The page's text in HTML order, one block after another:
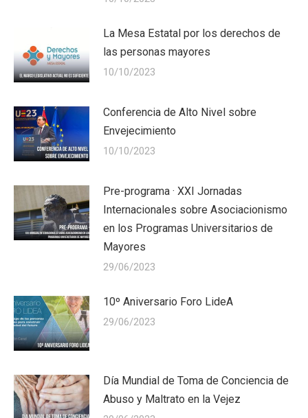
La Mesa Estatal por los derechos de
las personas mayores
10/10/2023
Conferencia de Alto Nivel sobre
Envejecimiento
10/10/2023
Pre-programa · XXI Jornadas
Internacionales sobre Asociacionismo
en los Programas Universitarios de
Mayores
29/06/2023
10º Aniversario Foro LideA
29/06/2023
Día Mundial de Toma de Conciencia de
Abuso y Maltrato en la Vejez